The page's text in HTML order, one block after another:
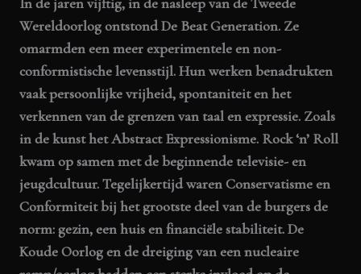
In de jaren vijftig, in de nasleep van de Tweede
Wereldoorlog ontstond De Beat Generation. Ze
omarmden een meer experimentele en non-
conformistische levensstijl. Hun werken benadrukten
vaak persoonlijke vrijheid, spontaniteit en het
verkennen van de grenzen van taal en expressie. Zoals
in de kunst het Abstract Expressionisme. Rock ‘n’ Roll
kwam op samen met de beginnende televisie- en
jeugdcultuur. Tegelijkertijd waren Conservatisme en
Conformiteit bij het grootste deel van de burgers de
norm: gezin, een huis en financiële stabiliteit. De
Koude Oorlog en de dreiging van een nucleaire